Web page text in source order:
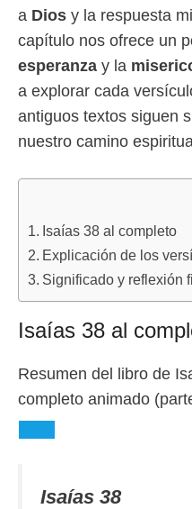
a Dios y la respuesta
capítulo nos ofrece un
esperanza y la
a explorar cada
antiguos textos siguen
nuestro camino
Isaías 38 al completo
Explicación de los
Significado y reflexión
Isaías 38 al
Resumen del libro de
completo animado
Isaías 38